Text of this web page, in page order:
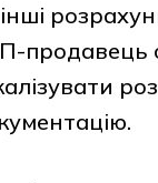
продавець